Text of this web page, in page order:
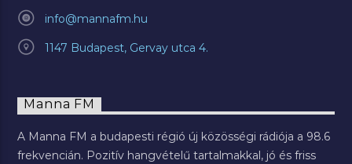
info@mannafm.hu
1147 Budapest, Gervay utca 4.
Manna FM
A Manna FM a budapesti régió új közösségi rádiója a 98.6
frekvencián. Pozitív hangvételű tartalmakkal, jó és friss